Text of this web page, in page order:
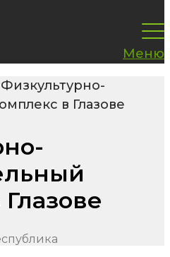
Меню
Физкультурно-
в Глазове